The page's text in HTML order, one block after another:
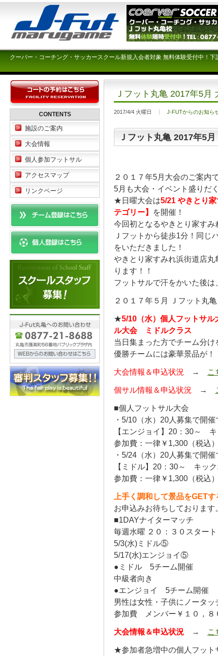
クーバー・コーチング・サッカースクール新規入会者対象 無料体験受付中！
Ｊフット丸亀 2017年5
2017/4/4 火曜日 J-FUTからのお知ら
Ｊフット丸亀 2017年5
２０１７年5月大会のご案内
5月も大会・イベント盛りだ
★日曜大会は5/21 やきとり
テゴリー】
を開催！
今回初となるやきとり家すみ
Ｊフットから徒歩1分！同じ
をいただきました！
やきとり家すみれ浜街道店
ります！！
フットサルで汗をかいた後は
２０１７年５月 Ｊフット丸
★5/10（水）個人フットサ
ル大会 ミドルクラス
当日集まった方でチーム分
優勝チームには豪華景品が！
大会情報＆申込状況 → こ
個サル情報＆申込状況 →
■個人フットサル大会
・5/10（水）20人募集で開
【エンジョイ】20：30～
参加費：一律￥1,300（税込
・5/24（水）20人募集で開
【ミドル】20：30～ キッ
参加費：一律￥1,300（税込
上手く調和して景品をGET
お申込みお待ちしております
■1DAYナイターマッチ
毎週水曜 ２０：３０スタート
5/3(水)ミドル⑤
5/17(水)エンジョイ⑤
●ミドル 5チーム開催
中級者向き
●エンジョイ 5チーム開催
男性は女性・子供にノータッ
参加費 メンバー￥１０，
大会情報＆申込状況 → こ
★参加者急増中の個人フッ
CONTENTS
施設のご案内
大会情報
個人参加フットサル
アクセスマップ
リンクページ